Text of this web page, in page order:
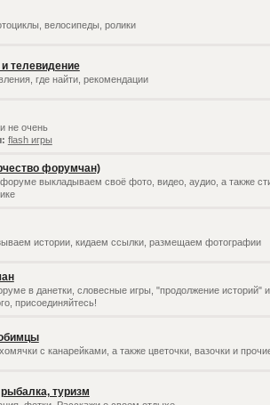
велосипеды, ролики
телевидение
где найти, рекомендации
не очень
flash игры
форумчан)
выкладываем своё фото, видео, аудио, а также
истории, кидаем ссылки, размещаем фотографии
в данетки, словесные игры, "продолжение историй"
присоединяйтесь!
с канарейками, а также цветочки, вазочки и
туризм